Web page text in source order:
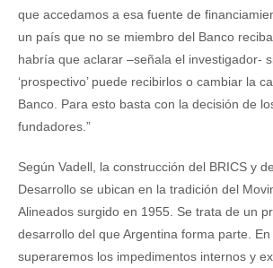
que accedamos a esa fuente de
un país que no se miembro del Banco
habría que aclarar –señala el investigador-
‘prospectivo’ puede recibirlos o cambiar la
Banco. Para esto basta con la decisión de
fundadores.”
Según Vadell, la construcción del BRICS y
Desarrollo se ubican en la tradición del
Alineados surgido en 1955. Se trata de un
desarrollo del que Argentina forma parte.
superaremos los impedimentos internos y